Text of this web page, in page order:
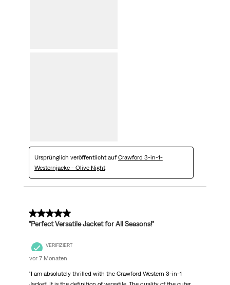
Ursprünglich veröffentlicht aufCrawford 3-in-1-
Westernjacke - Olive Night
5 von 5 Sternen.
"Perfect Versatile Jacket for All Seasons!"
VERIFIZIERT
vor 7 Monaten
"I am absolutely thrilled with the Crawford Western 3-in-1